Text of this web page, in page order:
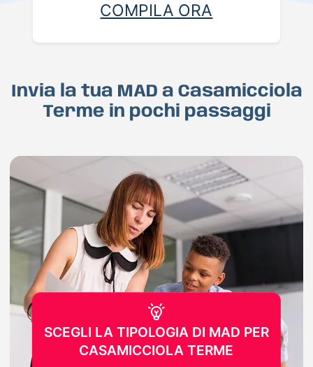
COMPILA ORA
Invia la tua MAD a Casamicciola
Terme in pochi passaggi
SCEGLI LA TIPOLOGIA DI MAD PER
CASAMICCIOLA TERME